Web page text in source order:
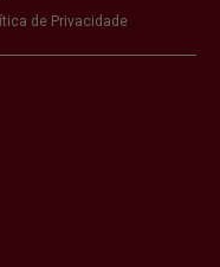
de Privacidade